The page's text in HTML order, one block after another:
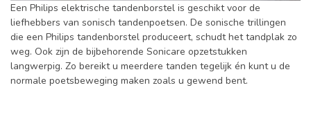
Een Philips elektrische tandenborstel is geschikt voor de
liefhebbers van sonisch tandenpoetsen. De sonische trillingen
die een Philips tandenborstel produceert, schudt het tandplak zo
weg. Ook zijn de bijbehorende Sonicare opzetstukken
langwerpig. Zo bereikt u meerdere tanden tegelijk én kunt u de
normale poetsbeweging maken zoals u gewend bent.